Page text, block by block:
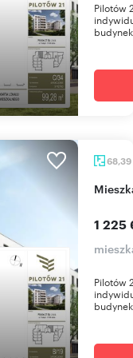
Pilotów
68,39
1 225
Pilotów